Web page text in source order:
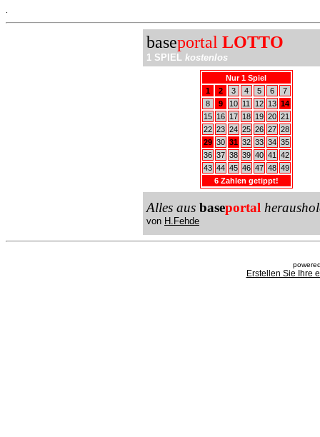
baseportal LOTTO
1 SPIEL kostenlos
Nur 1 Spiel
1
2 3 4 5 6
7
8
9 10 11 12 13 14
15
16 17 18 19 20 21
22 23 24 25 26 27 28
29 30 31 32 33 34 35
36 37 38 39 40 41
42
43 44 45 46 47 48 49
6 Zahlen getippt!
Alles aus baseportal
von H.Fehde
Erstellen Sie Ihre